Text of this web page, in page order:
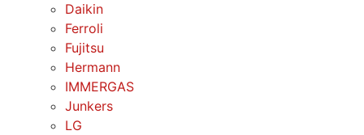
Daikin
Ferroli
Fujitsu
Hermann
IMMERGAS
Junkers
LG